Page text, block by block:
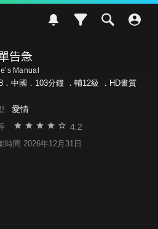
告急
Manual
．中國．103分鐘 ． 輔12級 ．HD畫質
愛情
4.2
時間 2026年12月31日